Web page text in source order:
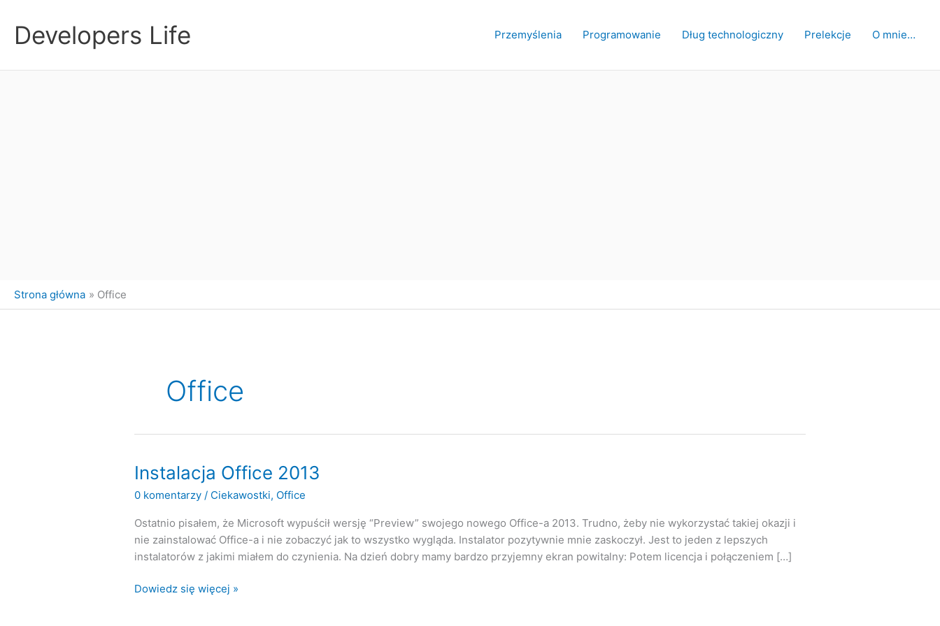
treściDevelopers Life Przemyślenia Programowanie Dług technologiczny Prelekcje O mnie…
Strona główna Office
Office
Instalacja Office 2013
0 komentarzy / Ciekawostki, Office
Ostatnio pisałem, że Microsoft wypuścił wersję “Preview” swojego nowego Office-a 2013. Trudno, żeby nie wykorzystać takiej okazji i
nie zainstalować Office-a i nie zobaczyć jak to wszystko wygląda. Instalator pozytywnie mnie zaskoczył. Jest to jeden z lepszych
instalatorów z jakimi miałem do czynienia. Na dzień dobry mamy bardzo przyjemny ekran powitalny: Potem licencja i połączeniem […]
Instalacja
Dowiedz się więcej »